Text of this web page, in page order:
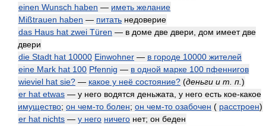
einen Wunsch haben — иметь желание
Mißtrauen haben — питать недоверие
das Haus hat zwei Türen — в доме две двери, дом имеет две
двери
die Stadt hat 10000 Einwohner — в городе 10000 жителей
eine Mark hat 100 Pfennig — в одной марке 100 пфеннигов
wieviel hat sie? — какое у неё состояние? (деньги и т. п. )
er hat etwas — у него водятся деньжата, у него есть кое-какое
имущество; он чем-то болен; он чем-то озабочен ( расстроен)
er hat nichts — у него ничего нет; он беден